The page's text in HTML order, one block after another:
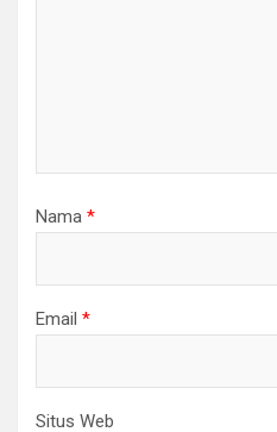
Nama *
Email *
Situs Web